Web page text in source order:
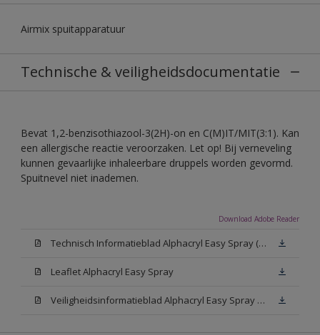
Airmix spuitapparatuur
Technische & veiligheidsdocumentatie
Bevat 1,2-benzisothiazool-3(2H)-on en C(M)IT/MIT(3:1). Kan
een allergische reactie veroorzaken. Let op! Bij verneveling
kunnen gevaarlijke inhaleerbare druppels worden gevormd.
Spuitnevel niet inademen.
Download Adobe Reader
Technisch Informatieblad Alphacryl Easy Spray (PDF)
Leaflet Alphacryl Easy Spray
Veiligheidsinformatieblad Alphacryl Easy Spray White W05 (MSDS)